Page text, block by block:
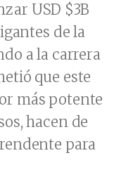
USD $3B
de la
a la carrera
que este
más potente
hacen de
para